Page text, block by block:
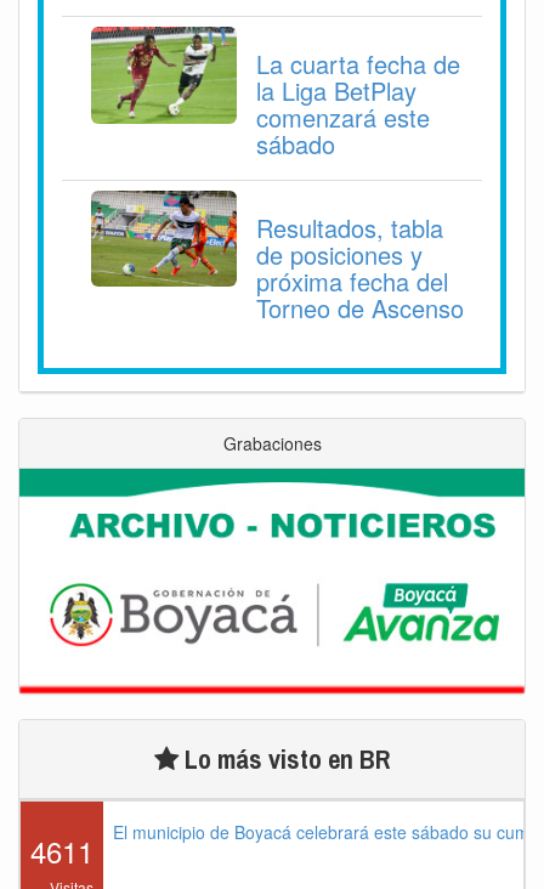
La cuarta fecha de
la Liga BetPlay
comenzará este
sábado
Resultados, tabla
de posiciones y
próxima fecha del
Torneo de Ascenso
Grabaciones
Lo más visto en BR
4611 El municipio de Boyacá celebrará este sábado su